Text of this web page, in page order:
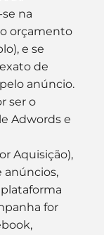
na
orçamento
e se
de
anúncio.
ser o
Adwords e
Aquisição),
anúncios,
for